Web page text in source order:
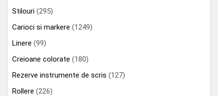
Stilouri (295)
Carioci si markere (1249)
Linere (99)
Creioane colorate (180)
Rezerve instrumente de scris (127)
Rollere (226)